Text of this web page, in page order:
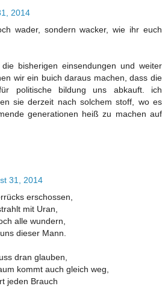
2014
wader, sondern wacker, wie ihr euch
bisherigen einsendungen und weiter
wir ein buich daraus machen, dass die
politische bildung uns abkauft. ich
sie derzeit nach solchem stoff, wo es
generationen heiß zu machen auf
31, 2014
erschossen,
mit Uran,
alle wundern,
dieser Mann.
dran glauben,
kommt auch gleich weg,
jeden Brauch